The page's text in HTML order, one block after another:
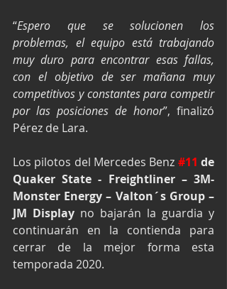
“Espero que se solucionen los
problemas, el equipo está trabajando
muy duro para encontrar esas fallas,
con el objetivo de ser mañana muy
competitivos y constantes para competir
por las posiciones de honor”, finalizó
Pérez de Lara.
Los pilotos del Mercedes Benz #11 de
Quaker State - Freightliner – 3M-
Monster Energy – Valton´s Group –
JM Display no bajarán la guardia y
continuarán en la contienda para
cerrar de la mejor forma esta
temporada 2020.